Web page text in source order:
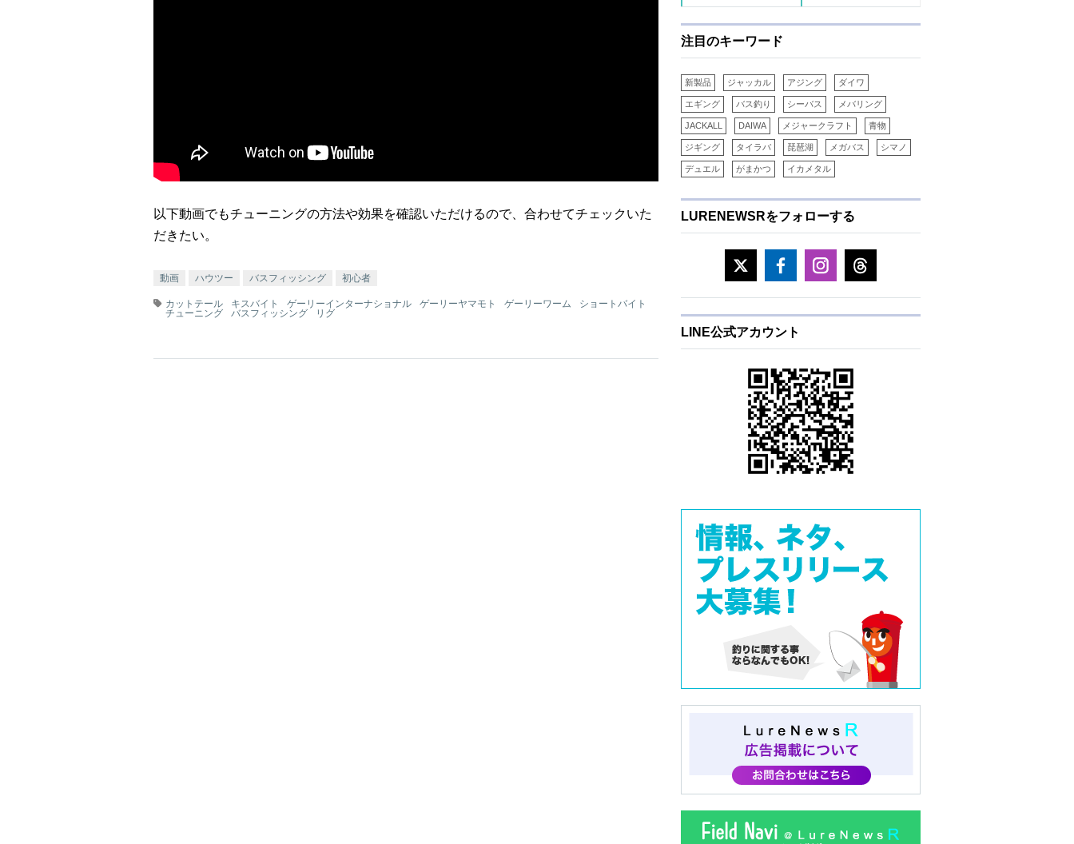
以下動画でもチューニングの方法や効果を確認いただけるので、合わせてチェックいた
だきたい。
動画 ハウツー バスフィッシング 初心者
カットテール キスバイト ゲーリーインターナショナル ゲーリーヤマモト ゲーリーワーム
ショートバイト
チューニング
バスフィッシング リグ
注目のキーワード
新製品 ジャッカル アジング ダイワ
エギング バス釣り シーバス メバリング
JACKALL DAIWA メジャークラフト 青物
ジギング タイラバ 琵琶湖 メガバス シマノ
デュエル がまかつ イカメタル
LURENEWSRをフォローする
LINE公式アカウント